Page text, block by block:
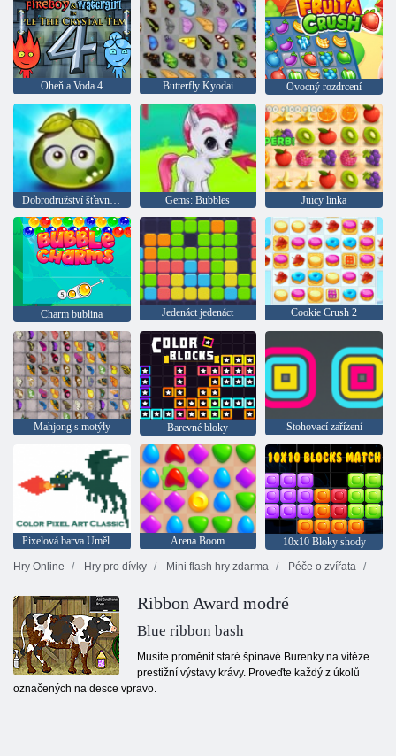
Oheň a Voda 4 Butterfly Kyodai Ovocný rozdrcení
Dobrodružství šťavnatých bobulí Gems: Bubbles Juicy linka
Charm bublina Jedenáct jedenáct Cookie Crush 2
Mahjong s motýly Barevné bloky Stohovací zařízení
Pixelová barva Umělecká klasika Arena Boom
10x10 Bloky shody
Hry Online
Hry pro dívky Mini flash hry zdarma Péče o zvířata
Ribbon Award modré
Blue ribbon bash
Musíte proměnit staré špinavé Burenky na vítěze
prestižní výstavy krávy. Proveďte každý z úkolů
označených na desce vpravo.